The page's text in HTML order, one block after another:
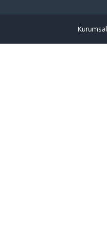
Kurumsal